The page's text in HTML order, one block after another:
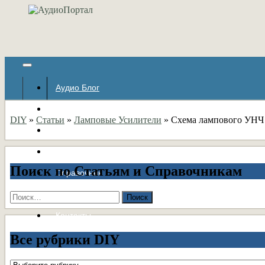
Аудио Блог
Справочник
Форумы
Контакты
DIY » Статьи » Ламповые Усилители » Схема лампового
Поиск по Статьям и Справочникам
Найти:
Все рубрики DIY